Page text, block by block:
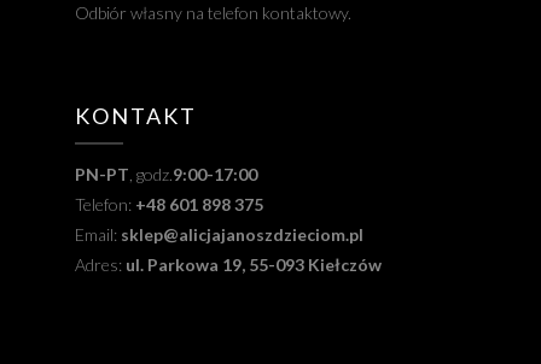
Odbiór własny na telefon kontaktowy.
KONTAKT
PN-PT , godz.9:00-17:00
Telefon: +48 601 898 375
Email: sklep@alicjajanoszdzieciom.pl
Adres: ul. Parkowa 19, 55-093 Kiełczów